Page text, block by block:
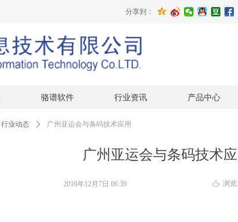
分享到：
骆谱软件 行业资讯 产品中心
广州亚运会与条码技术
行业动态 ꄲ 广州亚运会与条码技术应用
2016年12月7日 06:39 ꄘ 浏览